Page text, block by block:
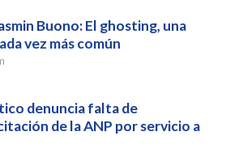
Buono: El ghosting, una
vez más común
denuncia falta de
de la ANP por servicio a